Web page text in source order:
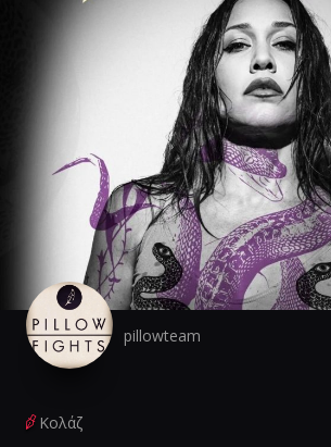
pillowteam
Κολάζ